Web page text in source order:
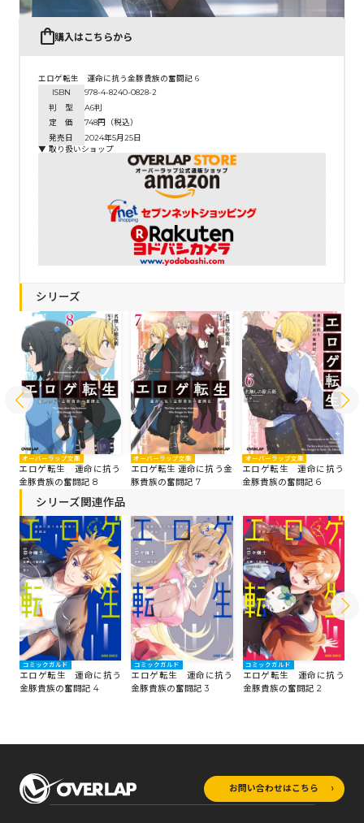
購入はこちらから
エロゲ転生 運命に抗う金豚貴族の奮闘記 6
ISBN
978-4-8240-0828-2
判 型
A6判
定 価
748円（税込）
発売日
2024年5月25日
▼ 取り扱いショップ
シリーズ
オーバーラップ文庫
エロゲ転生 運命に抗う
金豚貴族の奮闘記 8
オーバーラップ文庫
エロゲ転生 運命に抗う金
豚貴族の奮闘記 7
オーバーラップ文庫
エロゲ転生 運命に抗う
金豚貴族の奮闘記 6
シリーズ関連作品
コミックガルド
エロゲ転生 運命に抗う
金豚貴族の奮闘記 4
コミックガルド
エロゲ転生 運命に抗う
金豚貴族の奮闘記 3
コミックガルド
エロゲ転生 運命に抗う
金豚貴族の奮闘記 2
お問い合わせはこちら